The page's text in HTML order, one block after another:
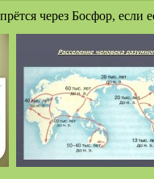
через Босфор, если